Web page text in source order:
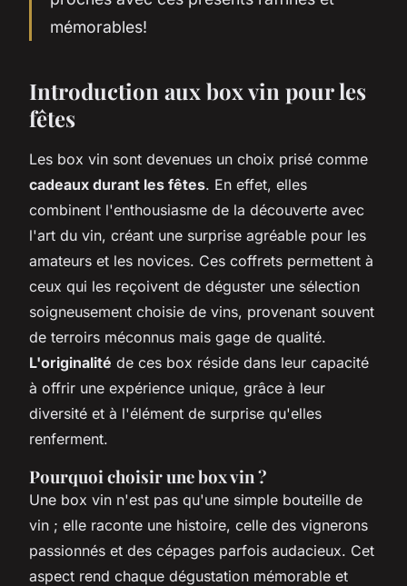
mémorables!
Introduction aux box vin pour les
fêtes
Les box vin sont devenues un choix prisé comme
cadeaux durant les fêtes. En effet, elles
combinent l'enthousiasme de la découverte avec
l'art du vin, créant une surprise agréable pour les
amateurs et les novices. Ces coffrets permettent à
ceux qui les reçoivent de déguster une sélection
soigneusement choisie de vins, provenant souvent
de terroirs méconnus mais gage de qualité.
L'originalité de ces box réside dans leur capacité
à offrir une expérience unique, grâce à leur
diversité et à l'élément de surprise qu'elles
renferment.
Pourquoi choisir une box vin ?
Une box vin n'est pas qu'une simple bouteille de
vin ; elle raconte une histoire, celle des vignerons
passionnés et des cépages parfois audacieux. Cet
aspect rend chaque dégustation mémorable et